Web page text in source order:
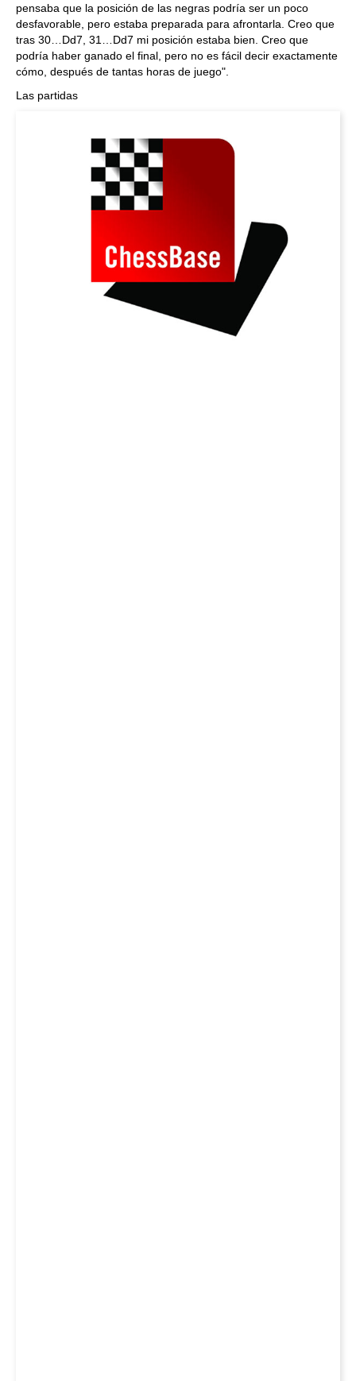
pensaba que la posición de las negras podría ser un poco
desfavorable, pero estaba preparada para afrontarla. Creo que
tras 30…Dd7, 31…Dd7 mi posición estaba bien. Creo que
podría haber ganado el final, pero no es fácil decir exactamente
cómo, después de tantas horas de juego".
Las partidas